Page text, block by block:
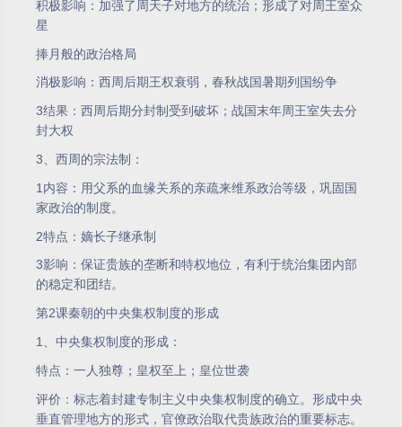
积极影响：加强了周天子对地方的统治；形成了对周王室众
星
捧月般的政治格局
消极影响：西周后期王权衰弱，春秋战国暑期列国纷争
3结果：西周后期分封制受到破坏；战国末年周王室失去分
封大权
3、西周的宗法制：
1内容：用父系的血缘关系的亲疏来维系政治等级，巩固国
家政治的制度。
2特点：嫡长子继承制
3影响：保证贵族的垄断和特权地位，有利于统治集团内部
的稳定和团结。
第2课秦朝的中央集权制度的形成
1、中央集权制度的形成：
特点：一人独尊；皇权至上；皇位世袭
评价：标志着封建专制主义中央集权制度的确立。形成中央
垂直管理地方的形式，官僚政治取代贵族政治的重要标志。